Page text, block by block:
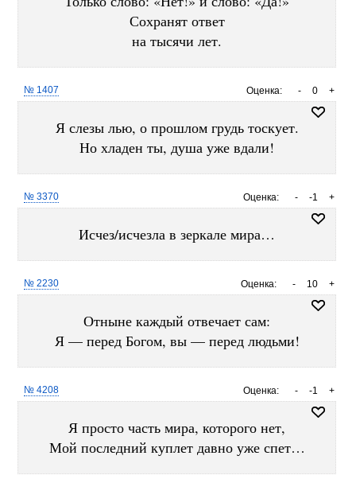
Сохранят ответ
на тысячи лет.
Оценка: +
0
-
№ 1407
Я слезы лью, о прошлом грудь тоскует.
Но хладен ты, душа уже вдали!
Оценка: +
-1
-
№ 3370
Исчез/исчезла в зеркале мира…
Оценка: +
10
-
№ 2230
Отныне каждый отвечает сам:
Я — перед Богом, вы — перед людьми!
Оценка: +
-1
-
№ 4208
Я просто часть мира, которого нет,
Мой последний куплет давно уже спет…